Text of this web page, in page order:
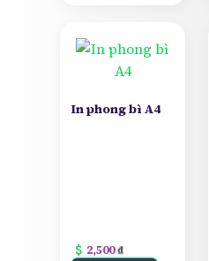
In phong bì A4
attach_money 2,500₫